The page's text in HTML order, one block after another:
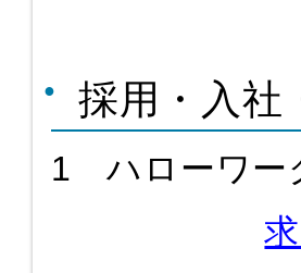
採用・入社
1 ハローワー